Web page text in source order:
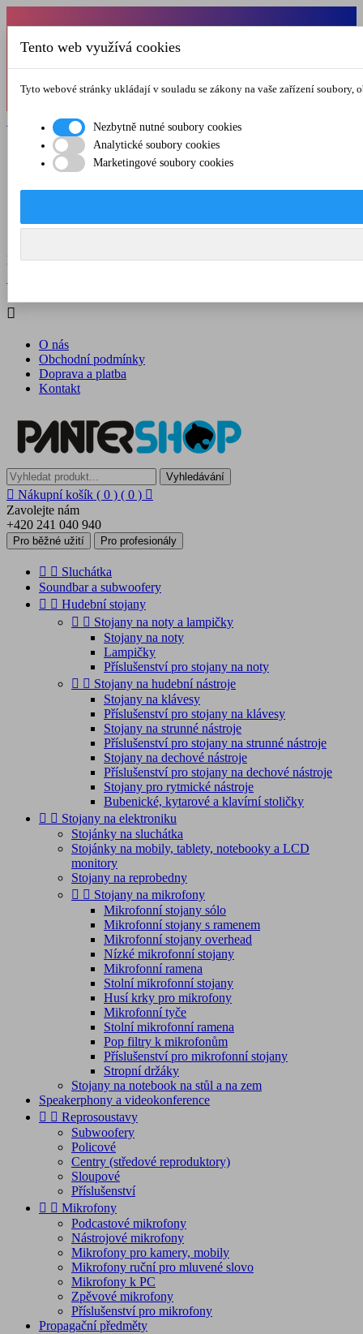
Od 1.7.-31.8.2026 budeme mít v pátek
zkrácenou provozní dobu do 12.00 hod. Přejeme
Registrovat  Přihlásit se
O nás
Kontakt
Menu  

O nás
Obchodní podmínky
Doprava a platba
Kontakt
Vyhledávání
 Nákupní košík ( 0 ) ( 0 ) 
Zavolejte nám
+420 241 040 940
Pro běžné užití Pro profesionály
  Sluchátka
Soundbar a subwoofery
  Hudební stojany
  Stojany na noty a lampičky
Stojany na noty
Lampičky
Příslušenství pro stojany na noty
  Stojany na hudební nástroje
Stojany na klávesy
Příslušenství pro stojany na klávesy
Stojany na strunné nástroje
Příslušenství pro stojany na strunné nástroje
Stojany na dechové nástroje
Příslušenství pro stojany na dechové nástroje
Stojany pro rytmické nástroje
Bubenické, kytarové a klavírní stoličky
  Stojany na elektroniku
Stojánky na sluchátka
Stojánky na mobily, tablety, notebooky a LCD
monitory
Stojany na reprobedny
  Stojany na mikrofony
Mikrofonní stojany sólo
Mikrofonní stojany s ramenem
Mikrofonní stojany overhead
Nízké mikrofonní stojany
Mikrofonní ramena
Stolní mikrofonní stojany
Husí krky pro mikrofony
Mikrofonní tyče
Stolní mikrofonní ramena
Pop filtry k mikrofonům
Příslušenství pro mikrofonní stojany
Stropní držáky
Stojany na notebook na stůl a na zem
Speakerphony a videokonference
  Reprosoustavy
Subwoofery
Policové
Centry (středové reproduktory)
Sloupové
Příslušenství
  Mikrofony
Podcastové mikrofony
Nástrojové mikrofony
Mikrofony pro kamery, mobily
Mikrofony ruční pro mluvené slovo
Mikrofony k PC
Zpěvové mikrofony
Příslušenství pro mikrofony
Propagační předměty
Tento web využívá cookies
Tyto webové stránky ukládají v souladu se zákony na vaše zařízení
Nezbytně nutné soubory cookies
Analytické soubory cookies
Marketingové soubory cookies